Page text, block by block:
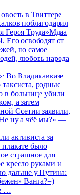
в Твиттере
поблагодарил
Героя Труда»Мдаа
Его освободят от
но самое
любовь народа
Во Владикавказе
родные
в больнице убили
а затем
Осетии заявили,
ну а чёё мы?» —
активиста за
было
страшное для
кресло руками и
дальше у Путина:
Ванга?=)
…